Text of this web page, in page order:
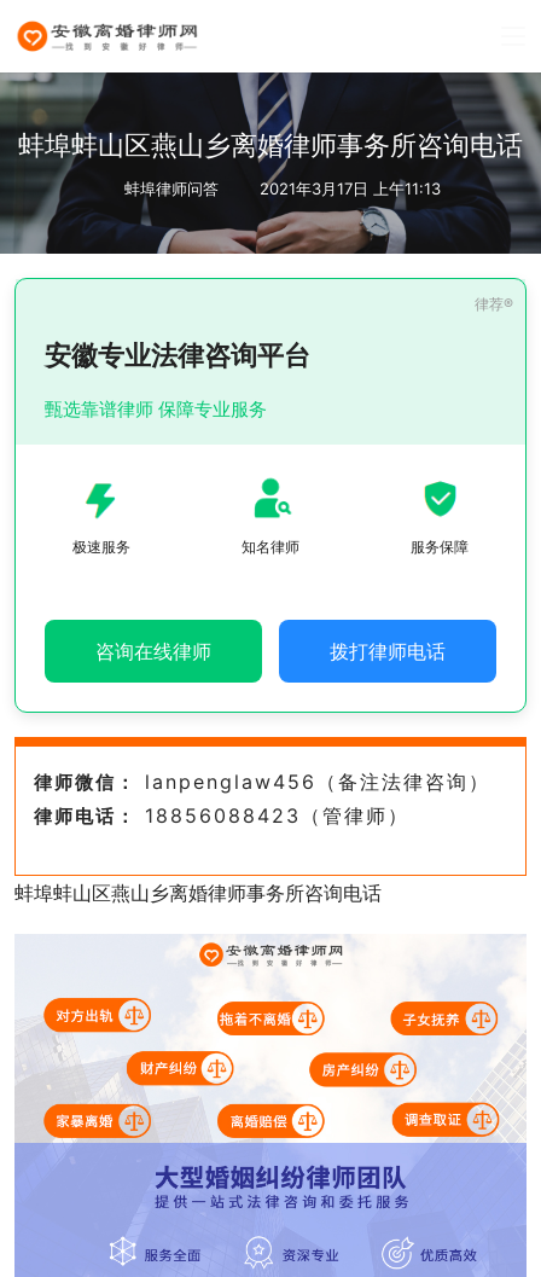
蚌埠蚌山区燕山乡离婚律师事务所咨询电话
蚌埠律师问答 2021年3月17日 上午11:13
安徽专业法律咨询平台
甄选靠谱律师 保障专业服务
极速服务 知名律师 服务保障
咨询在线律师 拨打律师电话
律师微信： lanpenglaw456（备注法律咨询）
律师电话： 18856088423（管律师）
蚌埠蚌山区燕山乡离婚律师事务所咨询电话